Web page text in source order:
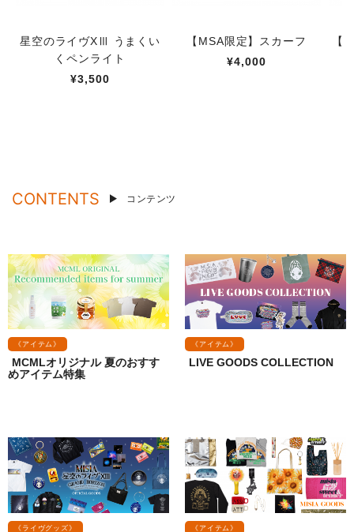
星空のライヴXⅢ うまくい
くペンライト
¥3,500
【MSA限定】スカーフ
¥4,000
【
CONTENTS コンテンツ
《アイテム》
MCMLオリジナル 夏のおすす
めアイテム特集
《アイテム》
LIVE GOODS COLLECTION
《ライヴグッズ》 《アイテム》